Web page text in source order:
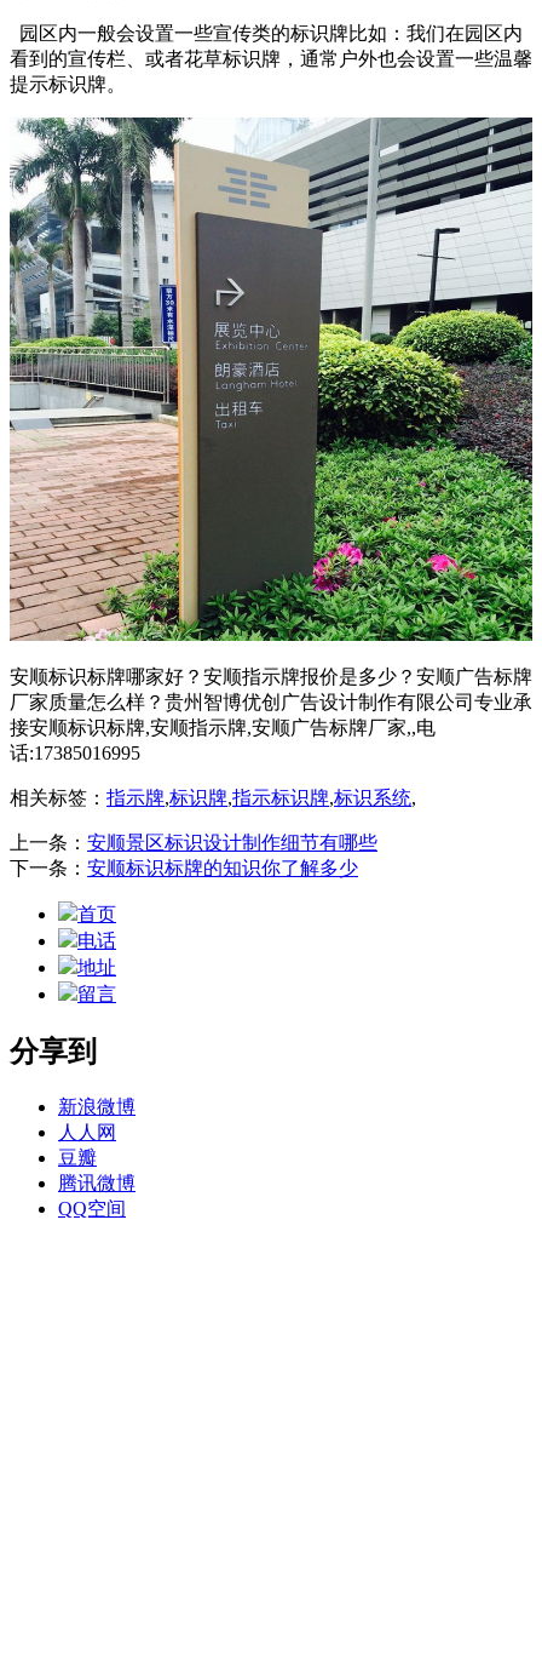
园区内一般会设置一些宣传类的标识牌比如：我们在园区内
看到的宣传栏、或者花草标识牌，通常户外也会设置一些温馨
提示标识牌。
安顺标识标牌哪家好？安顺指示牌报价是多少？安顺广告标牌
厂家质量怎么样？贵州智博优创广告设计制作有限公司专业承
接安顺标识标牌,安顺指示牌,安顺广告标牌厂家,,电
话:17385016995
相关标签： 指示牌,标识牌,指示标识牌,标识系统,
上一条： 安顺景区标识设计制作细节有哪些
下一条： 安顺标识标牌的知识你了解多少
首页
电话
地址
留言
分享到
新浪微博
人人网
豆瓣
腾讯微博
QQ空间